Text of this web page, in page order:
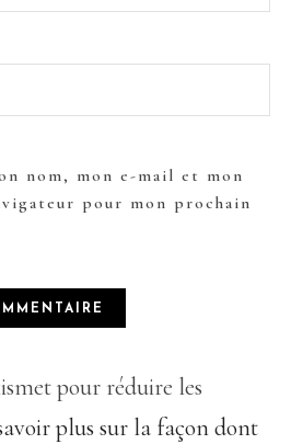
nom, mon e-mail et mon
pour mon prochain
pour réduire les
plus sur la façon dont